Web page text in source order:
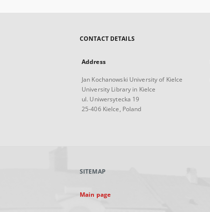
CONTACT DETAILS
Address
Jan Kochanowski University of Kielce
University Library in Kielce
ul. Uniwersytecka 19
25-406 Kielce, Poland
SITEMAP
Main page